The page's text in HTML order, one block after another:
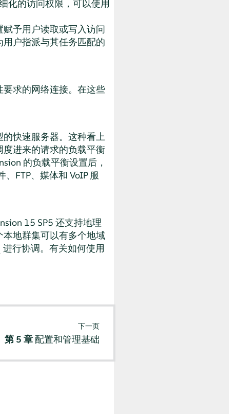
化的访问权限，可以使用
予用户读取或写入访问
户指派与其任务匹配的
求的网络连接。在这些
快速服务器。这种看上
进来的请求的负载平衡
的负载平衡设置后，
FTP、媒体和 VoIP 服
15 SP5 还支持地理
地群集可以有多个地域
进行协调。有关如何使用
下一页
第 5 章配置和管理基础